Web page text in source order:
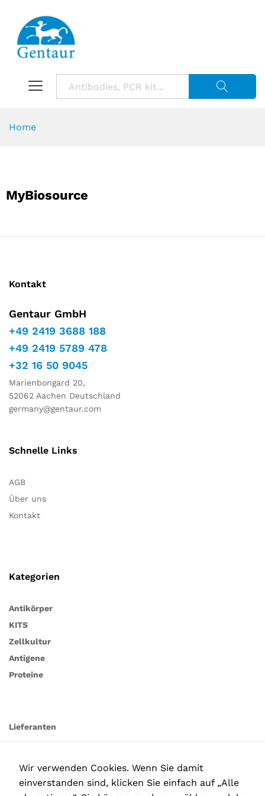
Home
MyBiosource
Kontakt
Gentaur GmbH
+49 2419 3688 188
+49 2419 5789 478
+32 16 50 9045
Marienbongard 20,
52062 Aachen Deutschland
germany@gentaur.com
Schnelle Links
AGB
Über uns
Kontakt
Kategorien
Antikörper
KITS
Zellkultur
Antigene
Proteine
Lieferanten
Wir verwenden Cookies. Wenn Sie damit
einverstanden sind, klicken Sie einfach auf „Alle